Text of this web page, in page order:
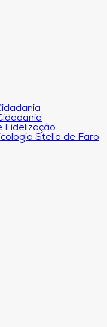
Fidelização
Stella de Faro